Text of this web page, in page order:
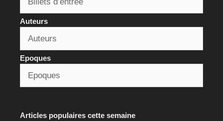
Auteurs
Epoques
Articles populaires cette semaine